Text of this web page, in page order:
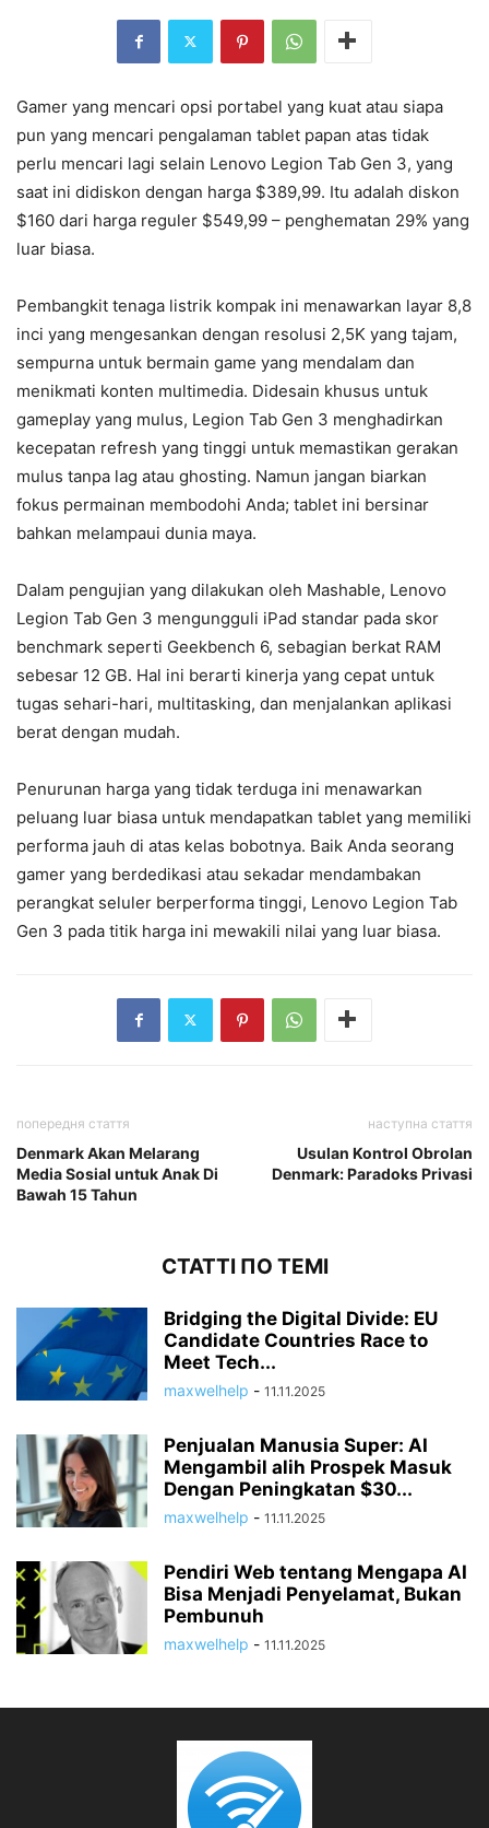
Gamer yang mencari opsi portabel yang kuat atau siapa
pun yang mencari pengalaman tablet papan atas tidak
perlu mencari lagi selain Lenovo Legion Tab Gen 3, yang
saat ini didiskon dengan harga $389,99. Itu adalah diskon
$160 dari harga reguler $549,99 – penghematan 29% yang
luar biasa.
Pembangkit tenaga listrik kompak ini menawarkan layar 8,8
inci yang mengesankan dengan resolusi 2,5K yang tajam,
sempurna untuk bermain game yang mendalam dan
menikmati konten multimedia. Didesain khusus untuk
gameplay yang mulus, Legion Tab Gen 3 menghadirkan
kecepatan refresh yang tinggi untuk memastikan gerakan
mulus tanpa lag atau ghosting. Namun jangan biarkan
fokus permainan membodohi Anda; tablet ini bersinar
bahkan melampaui dunia maya.
Dalam pengujian yang dilakukan oleh Mashable, Lenovo
Legion Tab Gen 3 mengungguli iPad standar pada skor
benchmark seperti Geekbench 6, sebagian berkat RAM
sebesar 12 GB. Hal ini berarti kinerja yang cepat untuk
tugas sehari-hari, multitasking, dan menjalankan aplikasi
berat dengan mudah.
Penurunan harga yang tidak terduga ini menawarkan
peluang luar biasa untuk mendapatkan tablet yang memiliki
performa jauh di atas kelas bobotnya. Baik Anda seorang
gamer yang berdedikasi atau sekadar mendambakan
perangkat seluler berperforma tinggi, Lenovo Legion Tab
Gen 3 pada titik harga ini mewakili nilai yang luar biasa.
попередня стаття
Denmark Akan Melarang
Media Sosial untuk Anak Di
Bawah 15 Tahun
наступна стаття
Usulan Kontrol Obrolan
Denmark: Paradoks Privasi
СТАТТІ ПО ТЕМІ
Bridging the Digital Divide: EU
Candidate Countries Race to
Meet Tech...
maxwelhelp - 11.11.2025
Penjualan Manusia Super: AI
Mengambil alih Prospek Masuk
Dengan Peningkatan $30...
maxwelhelp - 11.11.2025
Pendiri Web tentang Mengapa AI
Bisa Menjadi Penyelamat, Bukan
Pembunuh
maxwelhelp - 11.11.2025